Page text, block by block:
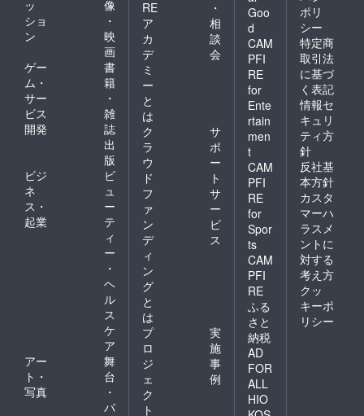
ッ
ショ
ン
像
・
映
画
ゲー
ム・
サー
ビス
開発
書
籍
・
雑
誌
出
版
ビジ
ネ
ス・
起業
ビ
ュ
ー
テ
ィ
ー
・
ヘ
ル
ス
ケ
ア
アー
ト・
写真
舞
台
・
パ
RE
ア
カ
デ
ミ
ー
と
は
・
相
談
会
ク
ラ
ウ
ド
フ
ァ
ン
デ
ィ
ン
グ
と
は
サ
ポ
ー
ト
サ
ー
ビ
ス
プ
ロ
ジ
ェ
ク
ト
実
施
事
例
Goo
d
CAM
PFI
RE
for
Ente
rtain
men
t
CAM
PFI
RE
for
Spor
ts
CAM
PFI
RE
ふる
さと
納税
AD
FOR
ALL
HIO
ポリ
シー
特定商
取引法
に基づ
く表記
情報セ
キュリ
ティ方
針
反社基
本方針
カスタ
マーハ
ラスメ
ントに
対する
考え方
クッ
キーポ
リシー